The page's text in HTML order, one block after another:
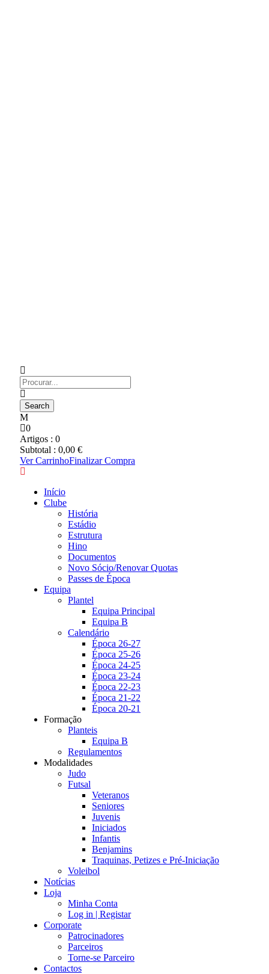
0
Artigos : 0
Subtotal : 0,00 €
Ver CarrinhoFinalizar Compra
Início
Clube
História
Estádio
Estrutura
Hino
Documentos
Novo Sócio/Renovar Quotas
Passes de Época
Equipa
Plantel
Equipa Principal
Equipa B
Calendário
Época 26-27
Época 25-26
Época 24-25
Época 23-24
Época 22-23
Época 21-22
Época 20-21
Formação
Planteis
Equipa B
Regulamentos
Modalidades
Judo
Futsal
Veteranos
Seniores
Juvenis
Iniciados
Infantis
Benjamins
Traquinas, Petizes e Pré-Iniciação
Voleibol
Notícias
Loja
Minha Conta
Log in | Registar
Corporate
Patrocinadores
Parceiros
Torne-se Parceiro
Contactos